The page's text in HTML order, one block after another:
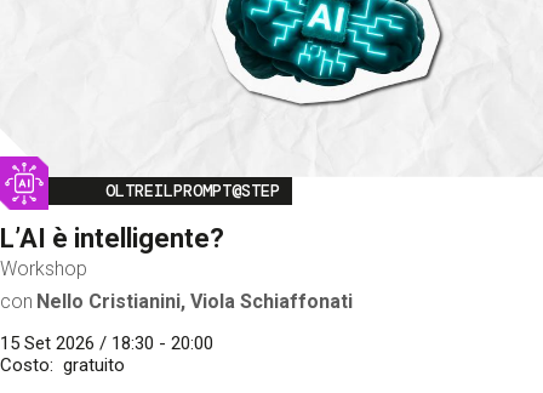
Image
OLTREILPROMPT@STEP
L’AI è intelligente?
Workshop
con Nello Cristianini, Viola Schiaffonati
15 Set 2026 / 18:30 - 20:00
Costo
gratuito